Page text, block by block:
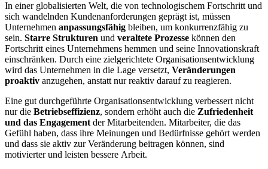
In einer globalisierten Welt, die von technologischem Fortschritt und
sich wandelnden Kundenanforderungen geprägt ist, müssen
Unternehmen anpassungsfähig bleiben, um konkurrenzfähig zu
sein. Starre Strukturen und veraltete Prozesse können den
Fortschritt eines Unternehmens hemmen und seine Innovationskraft
einschränken. Durch eine zielgerichtete Organisationsentwicklung
wird das Unternehmen in die Lage versetzt, Veränderungen
proaktiv anzugehen, anstatt nur reaktiv darauf zu reagieren.
Eine gut durchgeführte Organisationsentwicklung verbessert nicht
nur die Betriebseffizienz, sondern erhöht auch die Zufriedenheit
und das Engagement der Mitarbeitenden. Mitarbeiter, die das
Gefühl haben, dass ihre Meinungen und Bedürfnisse gehört werden
und dass sie aktiv zur Veränderung beitragen können, sind
motivierter und leisten bessere Arbeit.